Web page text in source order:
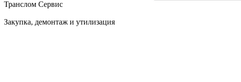
Транслом Сервис
Закупка, демонтаж и утилизация